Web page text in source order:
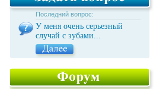
Последний вопрос:
У меня очень серьезный
случай с зубами...